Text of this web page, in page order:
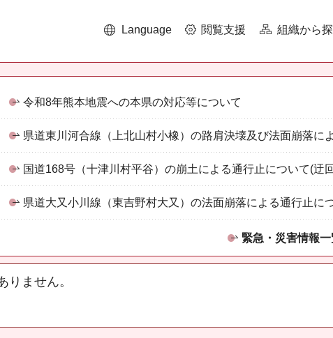
Language 閲覧支援 組織から
令和8年熊本地震への本県の対応等について
県道東川河合線（上北山村小橡）の路肩決壊及び法面崩落に
国道168号（十津川村平谷）の崩土による通行止について(迂
県道大又小川線（東吉野村大又）の法面崩落による通行止に
緊急・災害情報一
りません。